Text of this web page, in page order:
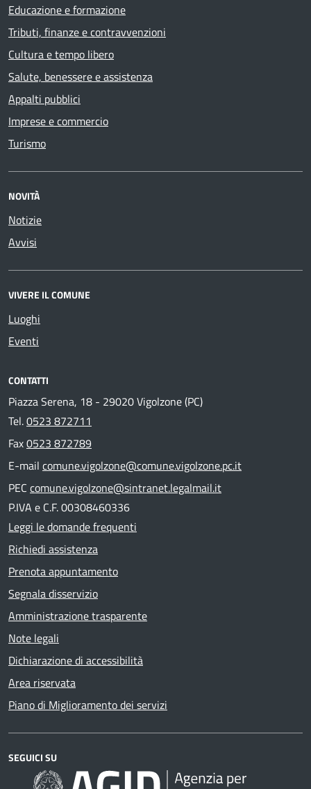
Educazione e formazione
Tributi, finanze e contravvenzioni
Cultura e tempo libero
Salute, benessere e assistenza
Appalti pubblici
Imprese e commercio
Turismo
NOVITÀ
Notizie
Avvisi
VIVERE IL COMUNE
Luoghi
Eventi
CONTATTI
Piazza Serena, 18 - 29020 Vigolzone (PC)
Tel.0523 872711
Fax0523 872789
E-mail comune.vigolzone@comune.vigolzone.pc.it
PEC comune.vigolzone@sintranet.legalmail.it
P.IVA e C.F. 00308460336
Leggi le domande frequenti
Richiedi assistenza
Prenota appuntamento
Segnala disservizio
Amministrazione trasparente
Note legali
Dichiarazione di accessibilità
Area riservata
Piano di Miglioramento dei servizi
SEGUICI SU